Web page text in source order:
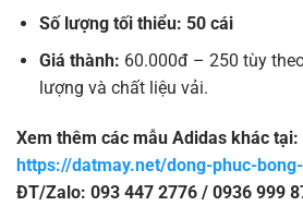
Số lượng tối thiểu: 50 cái
Giá thành: 60.000đ – 250 tùy
lượng và chất liệu vải.
Xem thêm các mẫu Adidas khác tại:
https://datmay.net/dong-phuc-
ĐT/Zalo: 093 447 2776 / 0936 999